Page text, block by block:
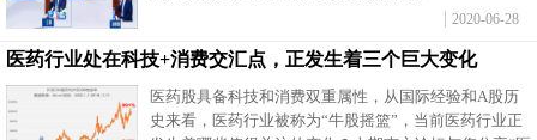
2020-06-28
医药行业处在科技+消费交汇点，正发生着三个巨大变化
医药股具备科技和消费双重属性，从国际经验和A股历
史来看，医药行业被称为“牛股摇篮”，当前医药行业正